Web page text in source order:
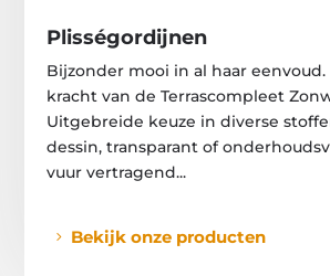
Plisségordijnen
Bijzonder mooi in al haar eenvoud.
kracht van de Terrascompleet
Uitgebreide keuze in diverse
dessin, transparant of
vuur vertragend...
Bekijk onze producten